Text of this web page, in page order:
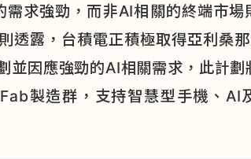
求強勁，而非AI相關的終端市場
透露，台積電正積極取得亞利桑
並因應強勁的AI相關需求，此計劃
製造群，支持智慧型手機、AI